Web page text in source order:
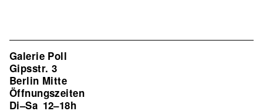
Galerie Poll
Gipsstr. 3
Berlin Mitte
Öffnungszeiten
Di–Sa 12–18h